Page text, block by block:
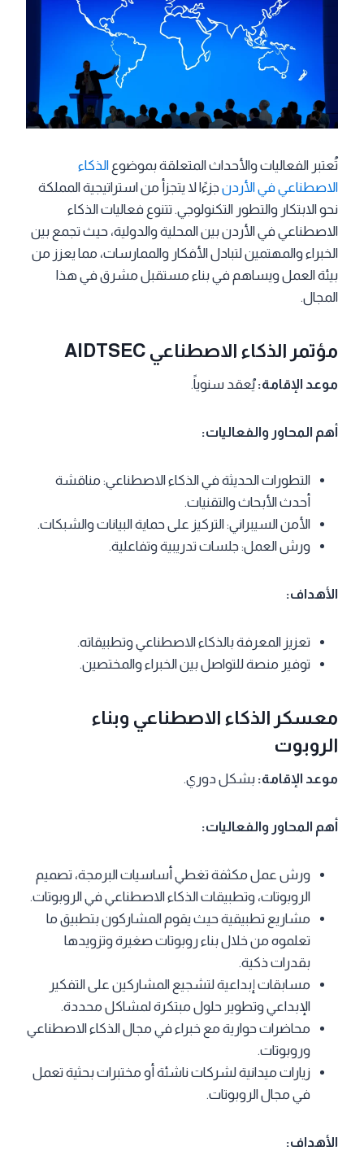
تُعتبر الفعاليات والأحداث المتعلقة بموضوع الذكاء
الاصطناعي في الأردنجزءًا لا يتجزأ من استراتيجية المملكة
نحو الابتكار والتطور التكنولوجي. تتنوع فعاليات الذكاء
الاصطناعي في الأردن بين المحلية والدولية، حيث تجمع بين
الخبراء والمهتمين لتبادل الأفكار والممارسات، مما يعزز من
بيئة العمل ويساهم في بناء مستقبل مشرق في هذا
المجال.
مؤتمر الذكاء الاصطناعي AIDTSEC
موعد الإقامة:يُعقد سنوياً.
أهم المحاور والفعاليات:
التطورات الحديثة في الذكاء الاصطناعي: مناقشة
أحدث الأبحاث والتقنيات.
الأمن السيبراني: التركيز على حماية البيانات والشبكات.
ورش العمل: جلسات تدريبية وتفاعلية.
الأهداف:
تعزيز المعرفة بالذكاء الاصطناعي وتطبيقاته.
توفير منصة للتواصل بين الخبراء والمختصين.
معسكر الذكاء الاصطناعي وبناء
الروبوت
موعد الإقامة: بشكل دوري.
أهم المحاور والفعاليات:
ورش عمل مكثفة تغطي أساسيات البرمجة، تصميم
الروبوتات، وتطبيقات الذكاء الاصطناعي في الروبوتات.
مشاريع تطبيقية حيث يقوم المشاركون بتطبيق ما
تعلموه من خلال بناء روبوتات صغيرة وتزويدها
بقدرات ذكية.
مسابقات إبداعية لتشجيع المشاركين على التفكير
الإبداعي وتطوير حلول مبتكرة لمشاكل محددة.
محاضرات حوارية مع خبراء في مجال الذكاء الاصطناعي
وروبوتات.
زيارات ميدانية لشركات ناشئة أو مختبرات بحثية تعمل
في مجال الروبوتات.
الأهداف: